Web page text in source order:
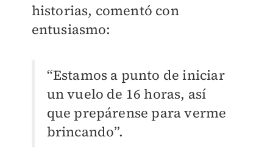
historias, comentó con
entusiasmo:
“Estamos a punto de iniciar
un vuelo de 16 horas, así
que prepárense para verme
brincando”.